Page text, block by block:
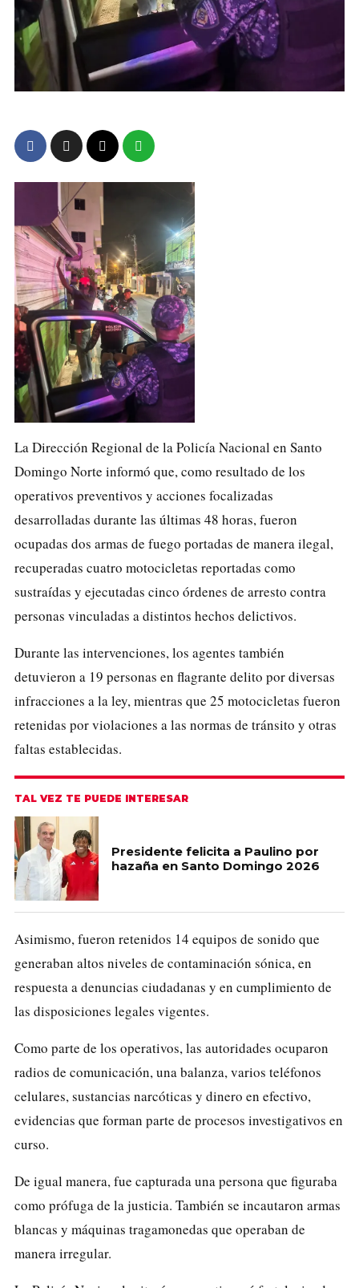
La Dirección Regional de la Policía Nacional en Santo
Domingo Norte informó que, como resultado de los
operativos preventivos y acciones focalizadas
desarrolladas durante las últimas 48 horas, fueron
ocupadas dos armas de fuego portadas de manera ilegal,
recuperadas cuatro motocicletas reportadas como
sustraídas y ejecutadas cinco órdenes de arresto contra
personas vinculadas a distintos hechos delictivos.
Durante las intervenciones, los agentes también
detuvieron a 19 personas en flagrante delito por diversas
infracciones a la ley, mientras que 25 motocicletas fueron
retenidas por violaciones a las normas de tránsito y otras
faltas establecidas.
TAL VEZ TE PUEDE INTERESAR
Presidente felicita a Paulino por
hazaña en Santo Domingo 2026
Asimismo, fueron retenidos 14 equipos de sonido que
generaban altos niveles de contaminación sónica, en
respuesta a denuncias ciudadanas y en cumplimiento de
las disposiciones legales vigentes.
Como parte de los operativos, las autoridades ocuparon
radios de comunicación, una balanza, varios teléfonos
celulares, sustancias narcóticas y dinero en efectivo,
evidencias que forman parte de procesos investigativos en
curso.
De igual manera, fue capturada una persona que figuraba
como prófuga de la justicia. También se incautaron armas
blancas y máquinas tragamonedas que operaban de
manera irregular.